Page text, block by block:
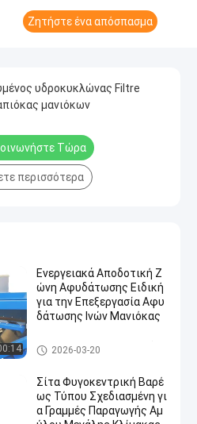
Ζητήστε ένα απόσπασμα
υδροκυκλώνας Filtre
μανιόκων
Τώρα
περισσότερα
Ενεργειακά Αποδοτική Ζ
ώνη Αφυδάτωσης Ειδική
για την Επεξεργασία Αφυ
δάτωσης Ινών Μανιόκας
Μηχανή επεξεργασίας αμύλο
υ μανιόκων
2026-03-20
Σίτα Φυγοκεντρική Βαρέ
ως Τύπου Σχεδιασμένη γι
α Γραμμές Παραγωγής Αμ